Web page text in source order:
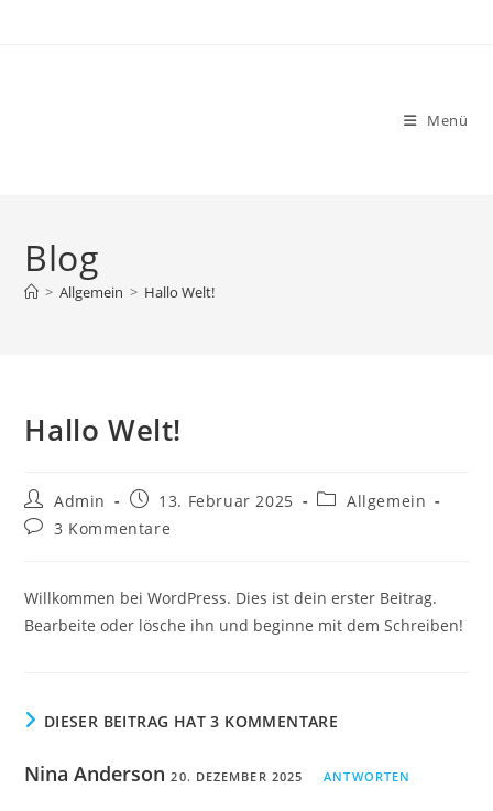
Menü
Blog
> Allgemein > Hallo Welt!
Hallo Welt!
Beitrags-
Autor:
Admin
Beitrag
veröffentlicht:
13. Februar 2025
Beitrags-
Allgemein
Beitrags-
3 Kommentare
Willkommen bei WordPress. Dies ist dein erster Beitrag.
Bearbeite oder lösche ihn und beginne mit dem Schreiben!
DIESER BEITRAG HAT 3 KOMMENTARE
Nina Anderson 20. DEZEMBER 2025 ANTWORTEN